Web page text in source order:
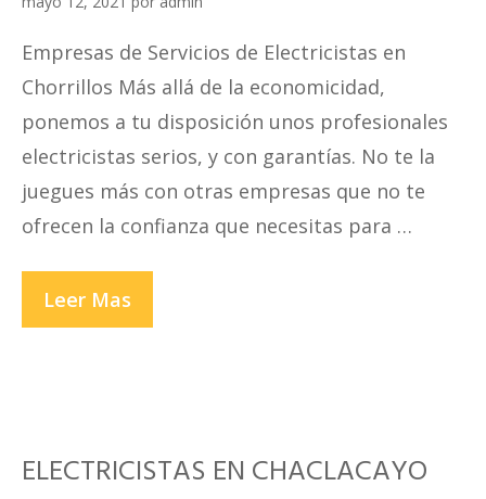
Empresas de Servicios de Electricistas en
Chorrillos Más allá de la economicidad,
ponemos a tu disposición unos profesionales
electricistas serios, y con garantías. No te la
juegues más con otras empresas que no te
ofrecen la confianza que necesitas para …
Leer Mas
EN
ELECTRICISTAS EN CHACLACAYO